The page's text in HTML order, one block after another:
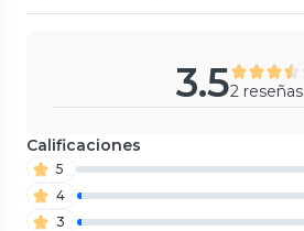
3.52 reseñas
Calificaciones
5
4
3